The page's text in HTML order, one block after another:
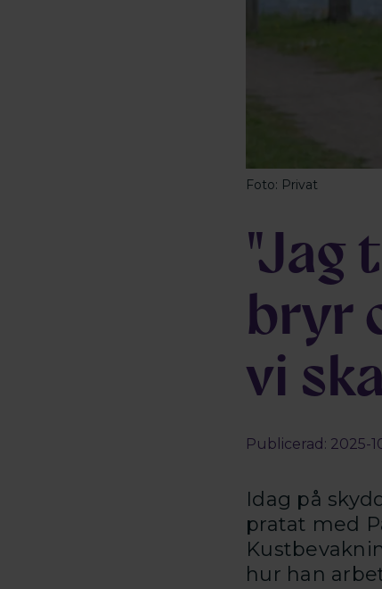
Foto: Privat
"Jag
bryr
vi
Publicerad: 2025-
Idag på
pratat med
hur han